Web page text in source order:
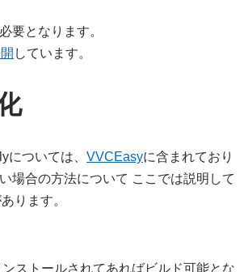
要となります。
しています。
ついては、 VVCEasyに含まれており
場合の方法について ここでは説明して
ります。
ストールされてあればビルド可能とな